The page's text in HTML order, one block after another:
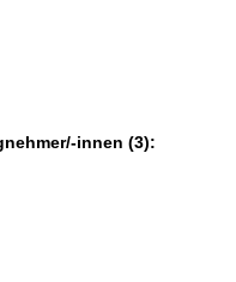
innen (3):